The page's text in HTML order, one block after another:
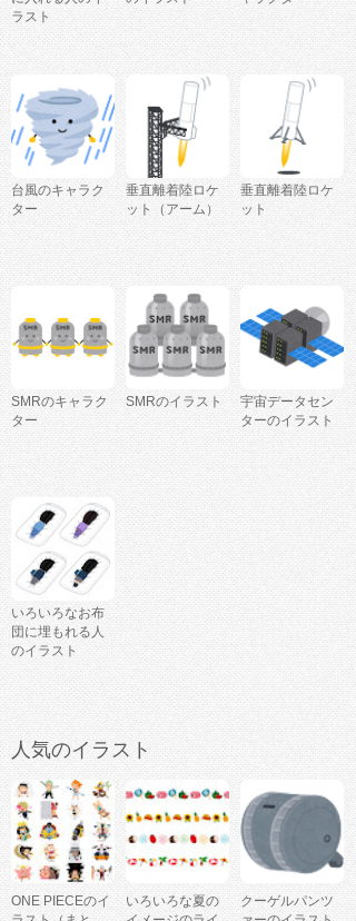
ラスト
台風のキャラク
ター
垂直離着陸ロケ
ット（アーム）
垂直離着陸ロケ
ット
SMRのキャラク
ター
SMRのイラスト
宇宙データセン
ターのイラスト
いろいろなお布
団に埋もれる人
のイラスト
人気のイラスト
ONE PIECEのイ
いろいろな夏の
クーゲルパンツ